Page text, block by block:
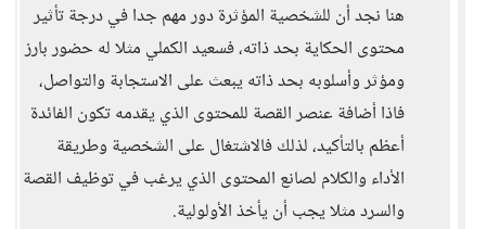
هنا نجد أن للشخصية المؤثرة دور مهم جدا في درجة تأثير
محتوى الحكاية بحد ذاته، فسعيد الكملي مثلا له حضور بارز
ومؤثر وأسلوبه بحد ذاته يبعث على الاستجابة والتواصل،
فاذا أضافة عنصر القصة للمحتوى الذي يقدمه تكون الفائدة
أعظم بالتأكيد، لذلك فالاشتغال على الشخصية وطريقة
الأداء والكلام لصانع المحتوى الذي يرغب في توظيف القصة
والسرد مثلا يجب أن يأخذ الأولولية.